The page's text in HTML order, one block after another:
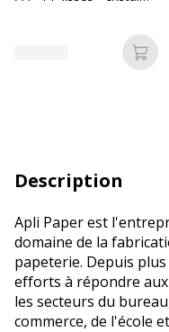
Description
Apli Paper est
domaine de la
papeterie. Depuis plus
efforts à répondre
les secteurs du
commerce, de l'école